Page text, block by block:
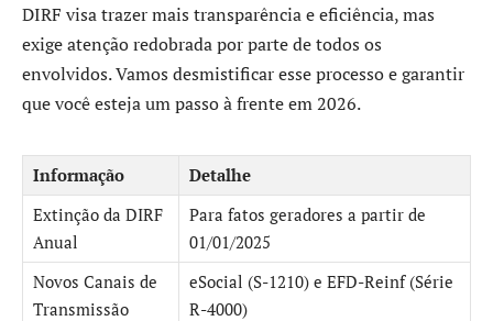
DIRF visa trazer mais transparência e eficiência, mas
exige atenção redobrada por parte de todos os
envolvidos. Vamos desmistificar esse processo e garantir
que você esteja um passo à frente em 2026.
Informação
Detalhe
Extinção da DIRF
Anual
Para fatos geradores a partir de
01/01/2025
Novos Canais de
Transmissão
eSocial (S-1210) e EFD-Reinf (Série
R-4000)